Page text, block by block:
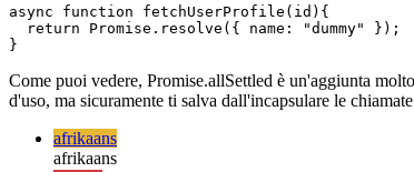
  return Promise.resolve([1,2,3]);
async function fetchUserProfile(id){
  return Promise.resolve({ name: "dummy" });
Come puoi vedere, Promise.allSettled è un'aggiunta
d'uso, ma sicuramente ti salva dall'incapsulare le